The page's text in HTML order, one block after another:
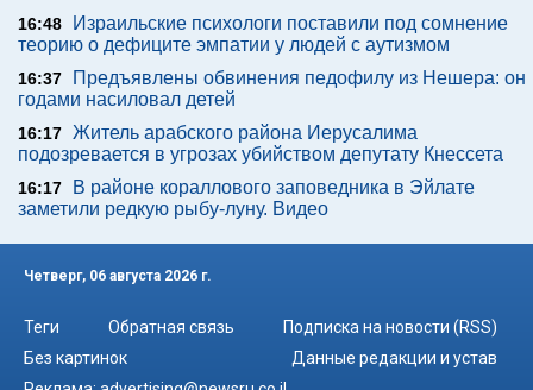
16:48
Израильские психологи поставили под сомнение
теорию о дефиците эмпатии у людей с аутизмом
16:37
Предъявлены обвинения педофилу из Нешера: он
годами насиловал детей
16:17 Житель арабского района Иерусалима
подозревается в угрозах убийством депутату Кнессета
16:17
В районе кораллового заповедника в Эйлате
заметили редкую рыбу-луну. Видео
Четверг, 06 августа 2026 г.
Теги Обратная связь
Подписка на новости (RSS)
Без картинок
Данные редакции и устав